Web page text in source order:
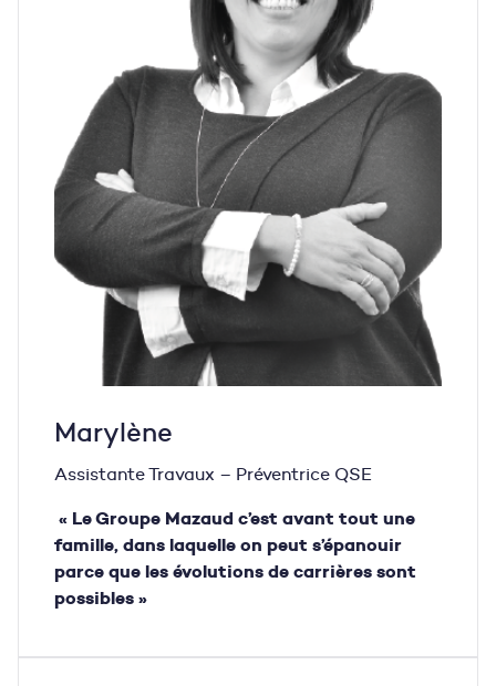
Marylène
Assistante Travaux – Préventrice QSE
« Le Groupe Mazaud c’est avant tout une
famille, dans laquelle on peut s’épanouir
parce que les évolutions de carrières sont
possibles »